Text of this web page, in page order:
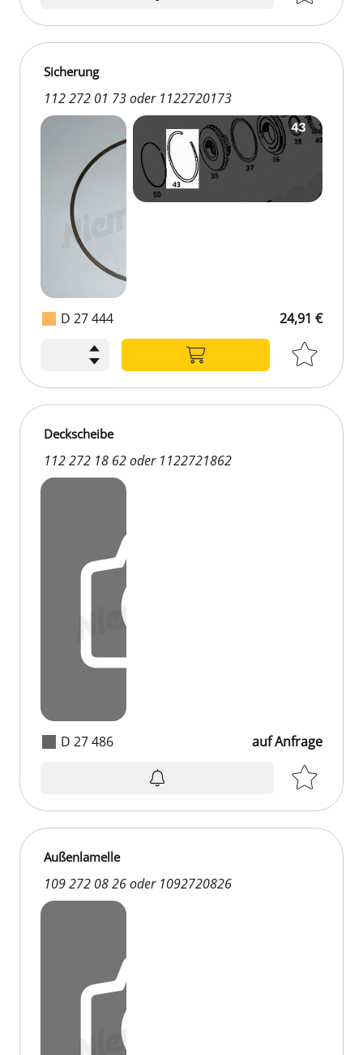
D 27 444
Sicherung
112 272 01 73 oder 1122720173
24,91 €
D 27 486
Deckscheibe
112 272 18 62 oder 1122721862
auf Anfrage
Außenlamelle
109 272 08 26 oder 1092720826